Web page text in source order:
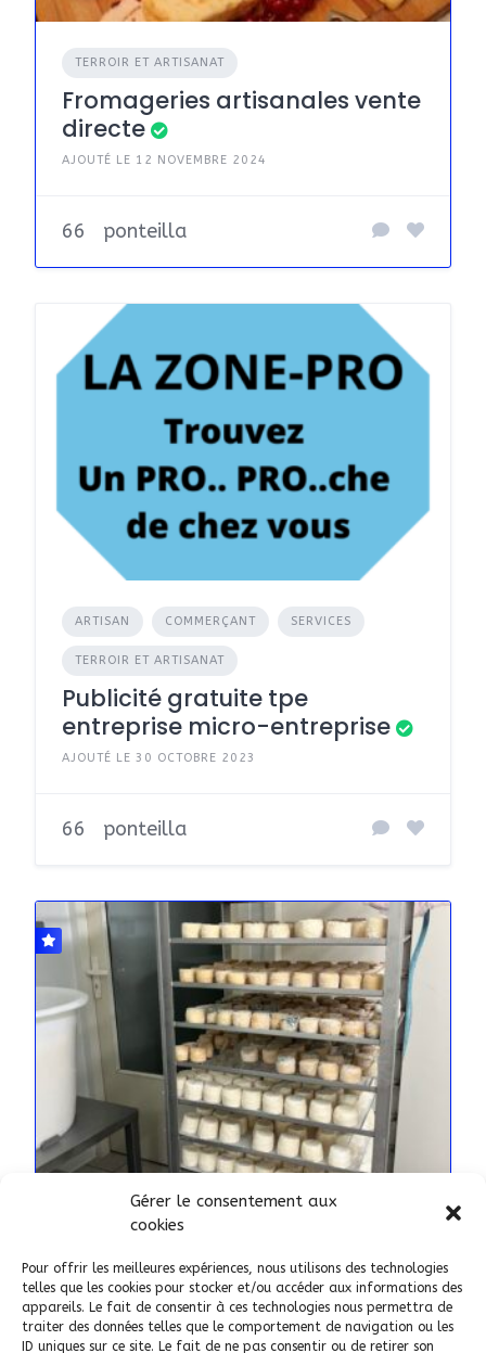
Gérer le consentement aux
cookies
Pour offrir les meilleures expériences, nous utilisons des technologies
telles que les cookies pour stocker et/ou accéder aux informations des
appareils. Le fait de consentir à ces technologies nous permettra de
traiter des données telles que le comportement de navigation ou les
ID uniques sur ce site. Le fait de ne pas consentir ou de retirer son
TERROIR ET ARTISANAT
Fromageries artisanales vente
directe
AJOUTÉ LE 12 NOVEMBRE 2024
66 ponteilla
ARTISAN COMMERÇANT SERVICES
TERROIR ET ARTISANAT
Publicité gratuite tpe
entreprise micro-entreprise
AJOUTÉ LE 30 OCTOBRE 2023
66 ponteilla
TERROIR ET ARTISANAT
Fromage de chèvre fermier au
lait cru entier
AJOUTÉ LE 22 JUIN 2024